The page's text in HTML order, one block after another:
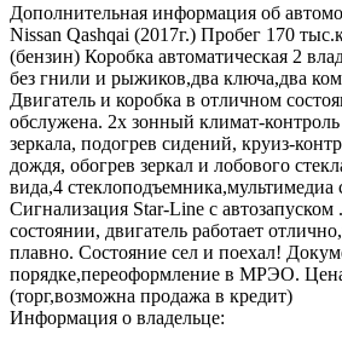
Дополнительная информация об
Nissan Qashqai (2017г.) Пробег 170
(бензин) Коробка автоматическая 2
без гнили и рыжиков,два ключа,два
Двигатель и коробка в отличном
обслужена. 2х зонный климат-контроль
зеркала, подогрев сидений, круиз-
дождя, обогрев зеркал и лобового
вида,4
Сигнализация Star-Line с
состоянии, двигатель работает
плавно. Состояние сел и поехал!
порядке,переоформление в МРЭО.
(торг,возможна продажа в кредит)
Информация о владельце: